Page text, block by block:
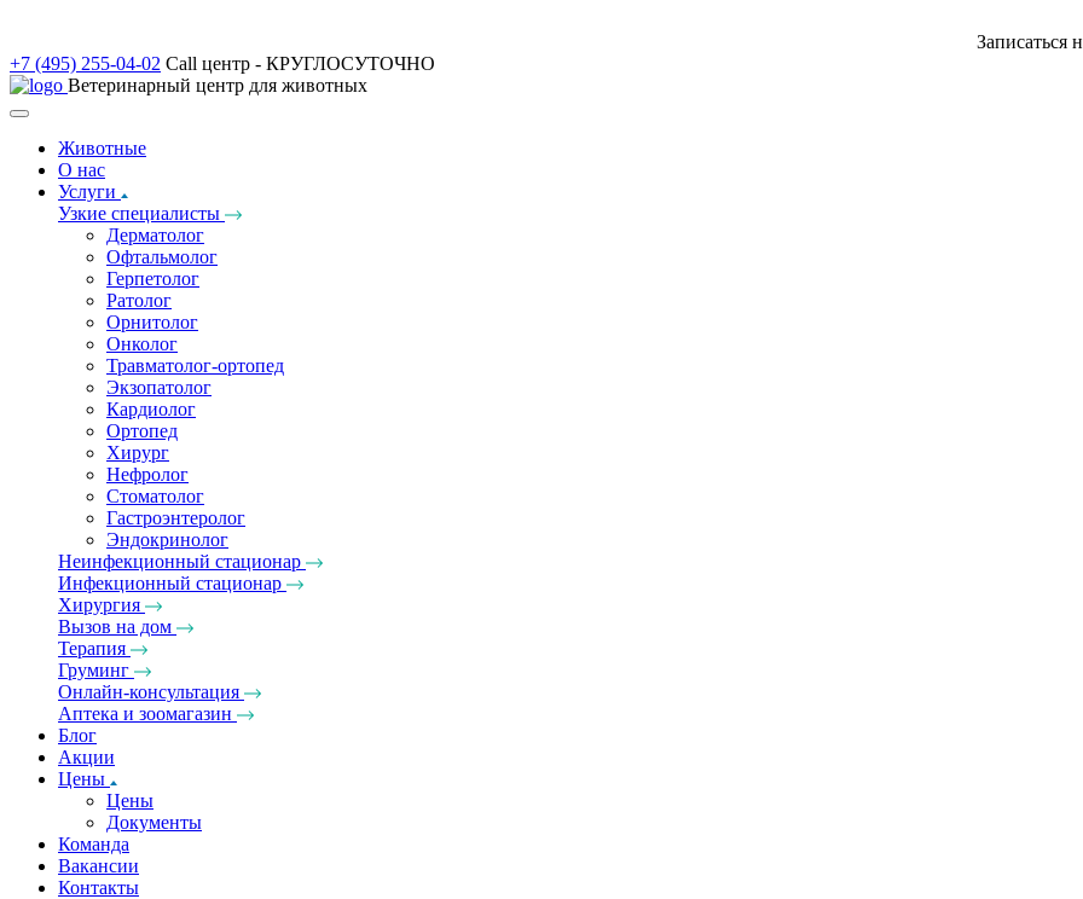
Записаться
+7 (495) 255-04-02 Call центр - КРУГЛОСУТОЧНО
Ветеринарный центр для животных
Животные
О нас
Услуги
Узкие специалисты
Дерматолог
Офтальмолог
Герпетолог
Ратолог
Орнитолог
Онколог
Травматолог-ортопед
Экзопатолог
Кардиолог
Ортопед
Хирург
Нефролог
Стоматолог
Гастроэнтеролог
Эндокринолог
Неинфекционный стационар
Инфекционный стационар
Хирургия
Вызов на дом
Терапия
Груминг
Онлайн-консультация
Аптека и зоомагазин
Блог
Акции
Цены
Цены
Документы
Команда
Вакансии
Контакты